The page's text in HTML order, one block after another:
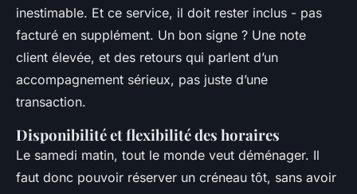
inestimable. Et ce service, il doit rester inclus - pas
facturé en supplément. Un bon signe ? Une note
client élevée, et des retours qui parlent d’un
accompagnement sérieux, pas juste d’une
transaction.
Disponibilité et flexibilité des horaires
Le samedi matin, tout le monde veut déménager. Il
faut donc pouvoir réserver un créneau tôt, sans avoir